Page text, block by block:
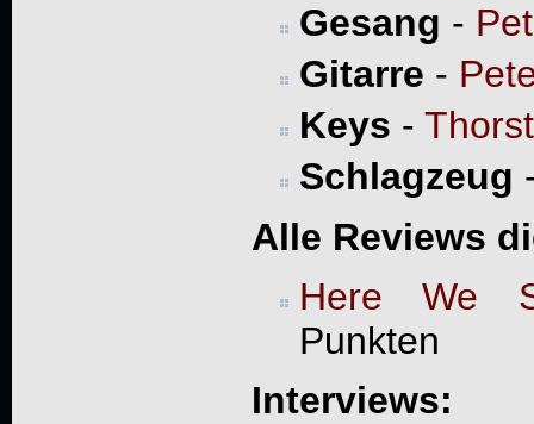
Gesang -
Gitarre -
Keys -
Schlagzeug
Alle Reviews
Here We
Punkten
Interviews: